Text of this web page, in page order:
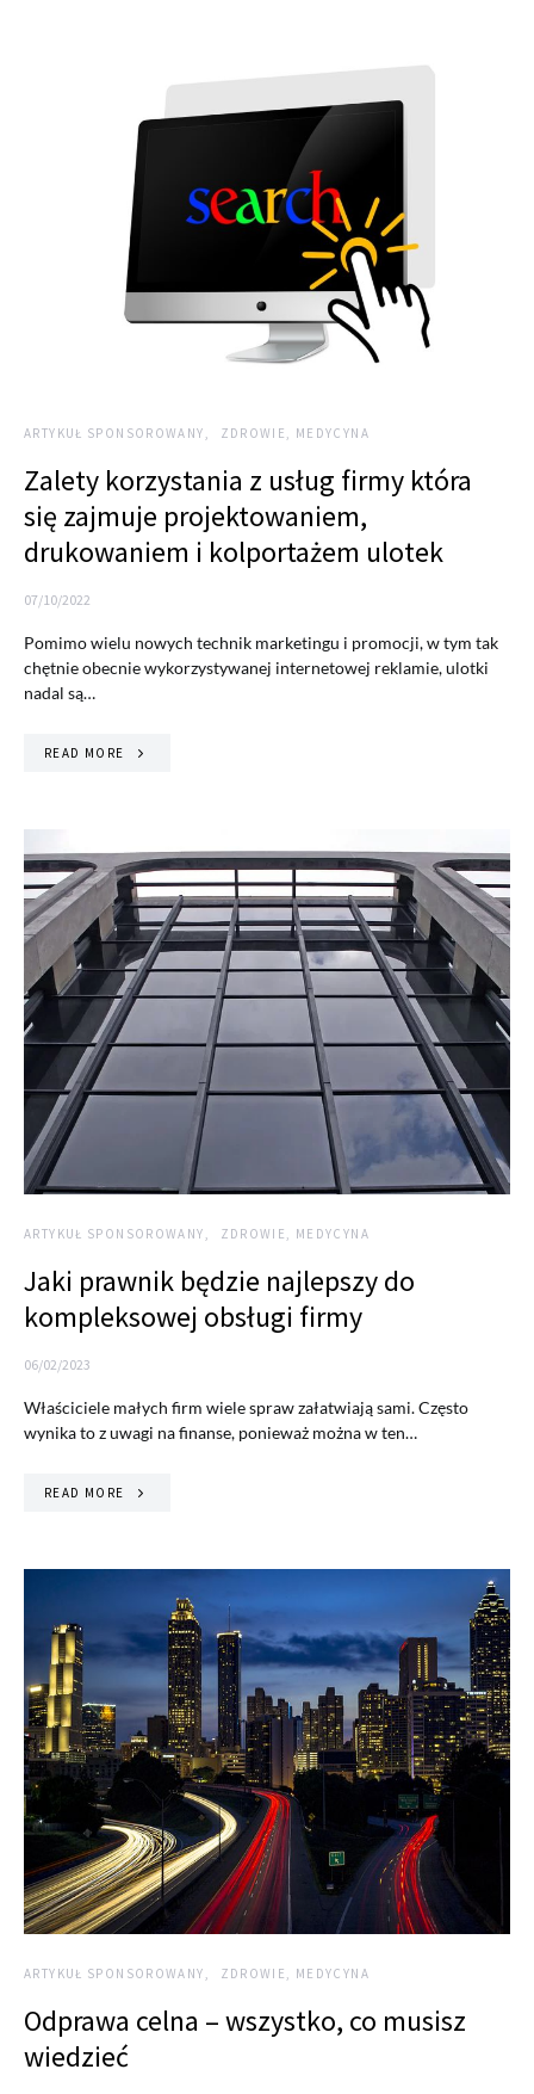
ARTYKUŁ SPONSOROWANY ZDROWIE, MEDYCYNA
Zalety korzystania z usług firmy która
się zajmuje projektowaniem,
drukowaniem i kolportażem ulotek
07/10/2022
Pomimo wielu nowych technik marketingu i promocji, w tym tak
chętnie obecnie wykorzystywanej internetowej reklamie, ulotki
nadal są…
READ MORE
ARTYKUŁ SPONSOROWANY ZDROWIE, MEDYCYNA
Jaki prawnik będzie najlepszy do
kompleksowej obsługi firmy
06/02/2023
Właściciele małych firm wiele spraw załatwiają sami. Często
wynika to z uwagi na finanse, ponieważ można w ten…
READ MORE
ARTYKUŁ SPONSOROWANY ZDROWIE, MEDYCYNA
Odprawa celna – wszystko, co musisz
wiedzieć